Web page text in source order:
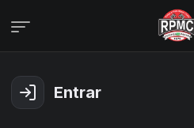
Veja todas as campanhas
Entrar